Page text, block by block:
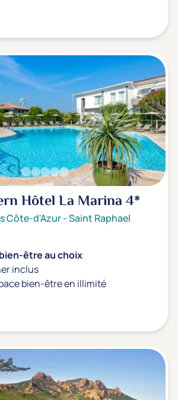
Hôtel La Marina4*
Côte-d'Azur-Saint Raphael
être au choix
inclus
bien-être en illimité